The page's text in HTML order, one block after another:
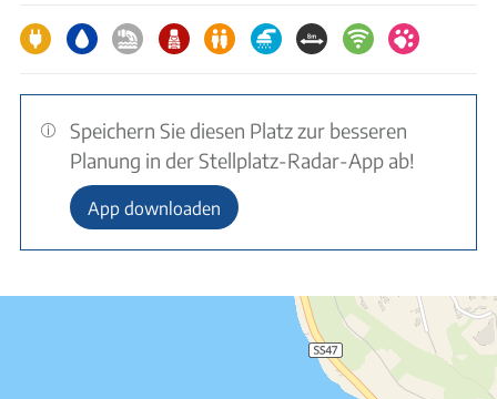
Speichern Sie diesen Platz zur besseren
Planung in der Stellplatz-Radar-App ab!
App downloaden